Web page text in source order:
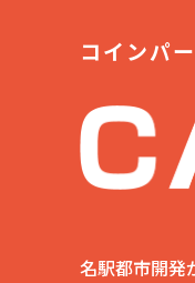
コインパ
名駅都市開発